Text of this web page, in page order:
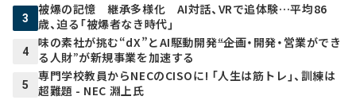
3
被爆の記憶 継承多様化 AI対話、VRで追体験…平均86
歳、迫る「被爆者なき時代」
4
味の素社が挑む“dX”とAI駆動開発――“企画・開発・営業ができ
る人財”が新規事業を加速する
5
専門学校教員からNECのCISOに! 「人生は筋トレ」、訓練は
超難題 - NEC 淵上氏